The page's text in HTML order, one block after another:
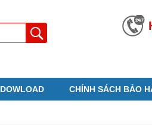
DOWLOAD CHÍNH SÁCH BẢO